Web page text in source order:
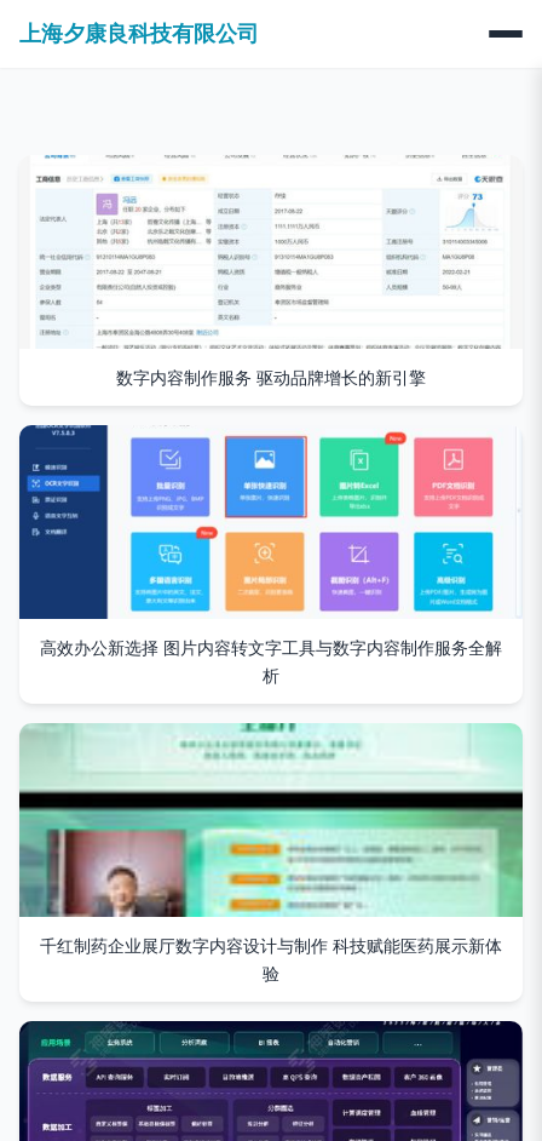
上海夕康良科技有限公司
数字内容制作服务 驱动品牌增长的新引擎
高效办公新选择 图片内容转文字工具与数字内容制作服务全解
析
千红制药企业展厅数字内容设计与制作 科技赋能医药展示新体
验